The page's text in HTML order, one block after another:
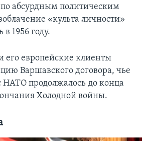
абсурдным политическим
«культа личности»
1956 году.
его европейские клиенты
Варшавского договора, чье
НАТО продолжалось до конца
Холодной войны.